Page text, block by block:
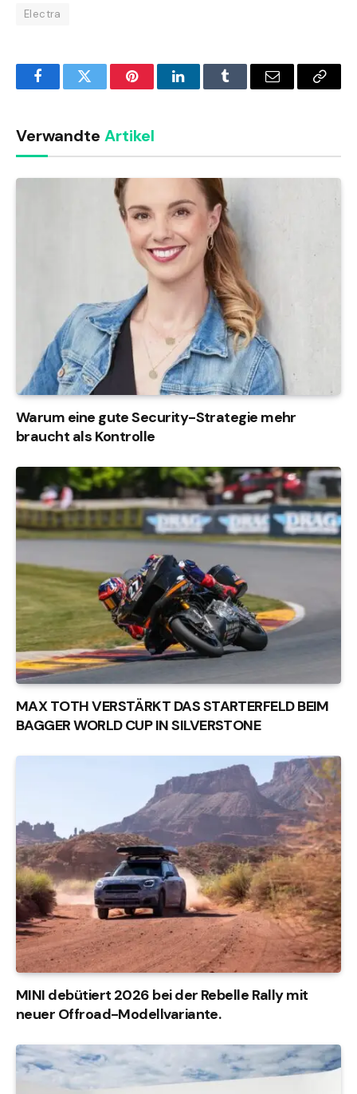
Electra
FacebookTwitter PinterestLinkedInTumblr Email
Copy
Verwandte Artikel
Warum eine gute Security-Strategie mehr
braucht als Kontrolle
MAX TOTH VERSTÄRKT DAS STARTERFELD BEIM
BAGGER WORLD CUP IN SILVERSTONE
MINI debütiert 2026 bei der Rebelle Rally mit
neuer Offroad-Modellvariante.